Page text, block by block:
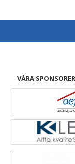
VÅRA SPONSORER